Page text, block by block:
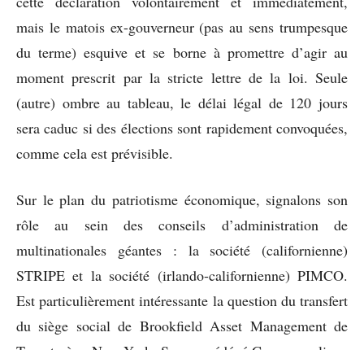
mais le matois ex-gouverneur (pas au sens trumpesque
du terme) esquive et se borne à promettre d’agir au
moment prescrit par la stricte lettre de la loi. Seule
(autre) ombre au tableau, le délai légal de 120 jours
sera caduc si des élections sont rapidement convoquées,
comme cela est prévisible.
Sur le plan du patriotisme économique, signalons son
rôle au sein des conseils d’administration de
multinationales géantes : la société (californienne)
STRIPE et la société (irlando-californienne) PIMCO.
Est particulièrement intéressante la question du transfert
du siège social de Brookfield Asset Management de